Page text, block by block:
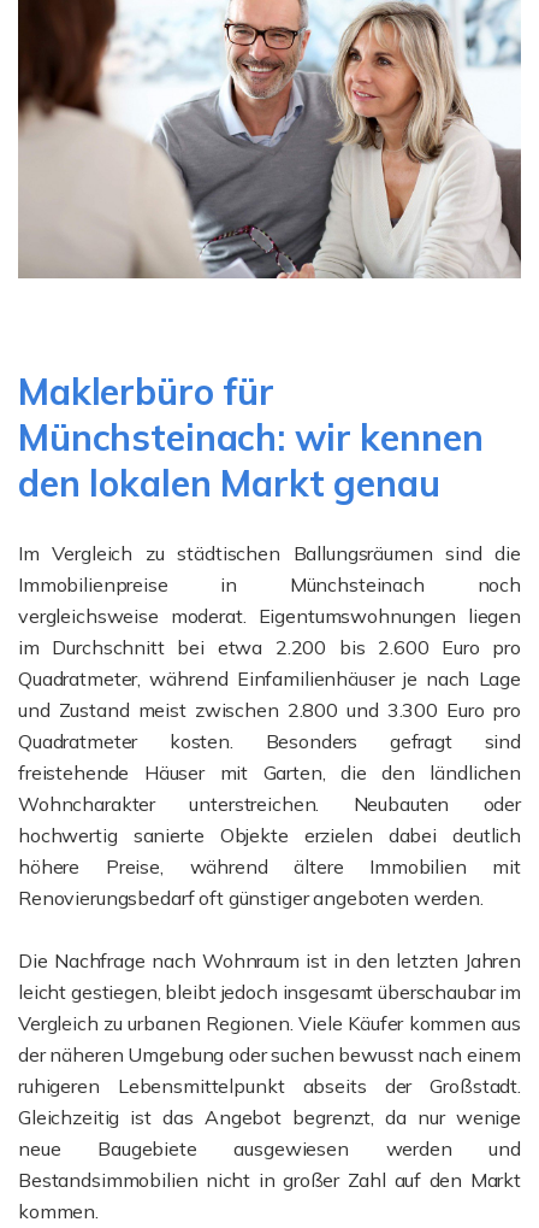
Maklerbüro für
Münchsteinach: wir kennen
den lokalen Markt genau
Im Vergleich zu städtischen Ballungsräumen sind die
Immobilienpreise in Münchsteinach noch
vergleichsweise moderat. Eigentumswohnungen liegen
im Durchschnitt bei etwa 2.200 bis 2.600 Euro pro
Quadratmeter, während Einfamilienhäuser je nach Lage
und Zustand meist zwischen 2.800 und 3.300 Euro pro
Quadratmeter kosten. Besonders gefragt sind
freistehende Häuser mit Garten, die den ländlichen
Wohncharakter unterstreichen. Neubauten oder
hochwertig sanierte Objekte erzielen dabei deutlich
höhere Preise, während ältere Immobilien mit
Renovierungsbedarf oft günstiger angeboten werden.
Die Nachfrage nach Wohnraum ist in den letzten Jahren
leicht gestiegen, bleibt jedoch insgesamt überschaubar im
Vergleich zu urbanen Regionen. Viele Käufer kommen aus
der näheren Umgebung oder suchen bewusst nach einem
ruhigeren Lebensmittelpunkt abseits der Großstadt.
Gleichzeitig ist das Angebot begrenzt, da nur wenige
neue Baugebiete ausgewiesen werden und
Bestandsimmobilien nicht in großer Zahl auf den Markt
kommen.